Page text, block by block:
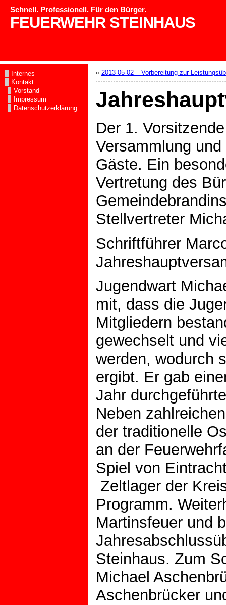
FEUERWEHR STEINHAUS
Schnell. Professionell. Für den Bürger.
Internes
Kontakt
Vorstand
Impressum
Datenschutzerklärung
« 2013-05-02 – Vorbereitung zur
Der 1.
Versammlung
Gäste. Ein
Vertretung des
Stellvertreter
Schriftführer
Jugendwart
mit, dass die
Mitgliedern
gewechselt und
werden, wodurch
ergibt. Er gab
Jahr
Neben
der traditionelle
an der
Spiel von
Zeltlager der
Programm.
Martinsfeuer und
Steinhaus. Zum
Michael
Aschenbrücker